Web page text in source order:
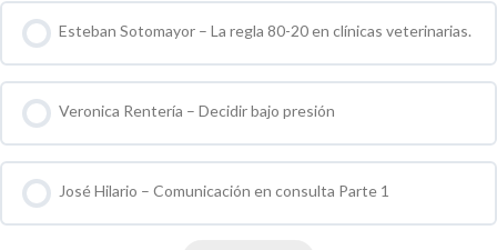
Esteban Sotomayor – La regla 80-20 en clínicas veterinarias.
0 % COMPLETO 0 / 0 pasos
Veronica Rentería – Decidir bajo presión
0 % COMPLETO 0 / 0 pasos
José Hilario – Comunicación en consulta Parte 1
0 % COMPLETO 0 / 0 pasos